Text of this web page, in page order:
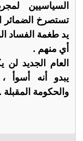
السياسيين
تستصرخ الضمائر
يد طغمة الفساد
أي منهم .
العام الجديد
يبدو أنه أسوأ
والحكومة المقبلة .